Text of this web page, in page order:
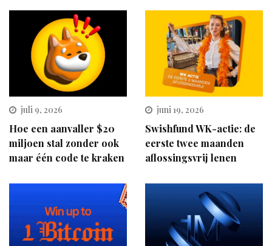
juli 9, 2026
Hoe een aanvaller $20
miljoen stal zonder ook
maar één code te kraken
juni 19, 2026
Swishfund WK-actie: de
eerste twee maanden
aflossingsvrij lenen